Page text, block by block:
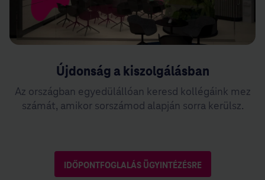
Újdonság a kiszolgálásban
Az országban egyedülállóan keresd kollégáink mez
számát, amikor sorszámod alapján sorra kerülsz.
IDŐPONTFOGLALÁS ÜGYINTÉZÉSRE